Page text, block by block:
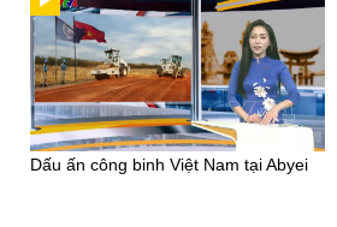
Dấu ấn công binh Việt Nam tại Abyei